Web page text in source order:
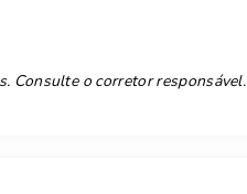
Consulte o corretor responsável.